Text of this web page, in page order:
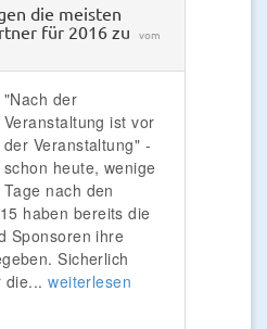
die meisten
für 2016 zu vom
"Nach der
Veranstaltung ist vor
der Veranstaltung" -
schon heute, wenige
Tage nach den
haben bereits die
Sponsoren ihre
Sicherlich
die... weiterlesen